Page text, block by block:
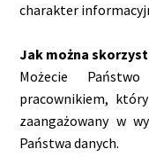
charakter
Jak można
Możecie
pracownikiem,
zaangażowany w
Państwa danych.